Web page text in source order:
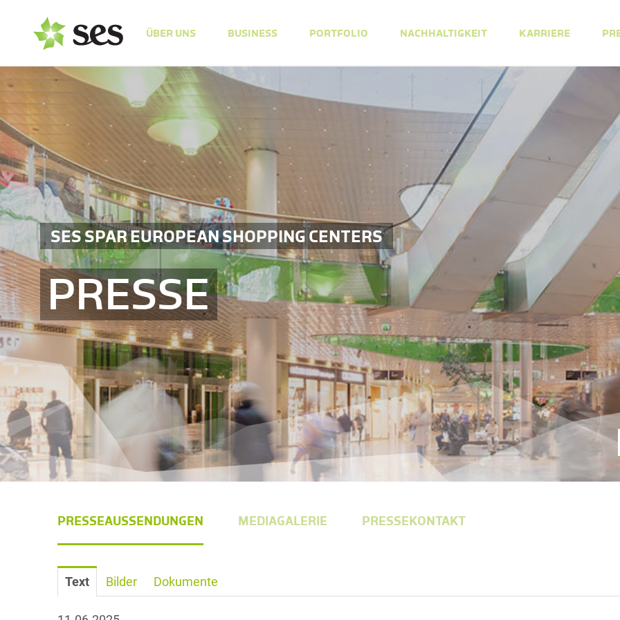
ÜBER UNS BUSINESS PORTFOLIO NACHHALTIGKEIT KARRIERE
SES SPAR EUROPEAN SHOPPING CENTERS
PRESSE
PRESSEAUSSENDUNGEN MEDIAGALERIE PRESSEKONTAKT
Text Bilder Dokumente